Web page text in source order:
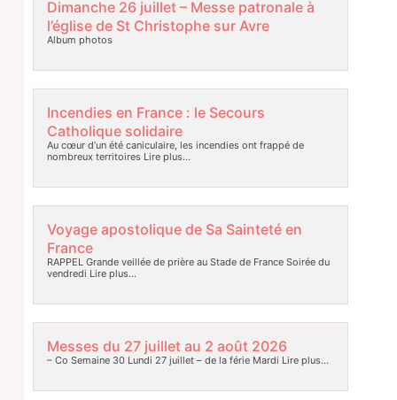
Dimanche 26 juillet – Messe patronale à
l’église de St Christophe sur Avre
Album photos
Incendies en France : le Secours
Catholique solidaire
Au cœur d’un été caniculaire, les incendies ont frappé de
nombreux territoires Lire plus…
Voyage apostolique de Sa Sainteté en
France
RAPPEL Grande veillée de prière au Stade de France Soirée du
vendredi Lire plus…
Messes du 27 juillet au 2 août 2026
– Co Semaine 30 Lundi 27 juillet – de la férie Mardi Lire plus…